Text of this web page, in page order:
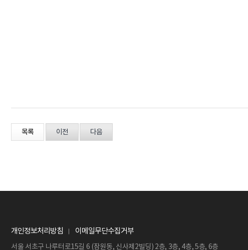
목록 이전 다음
개인정보처리방침 이메일무단수집거부
서울 서초구 나루터로15길 6 (잠원동, 신사제2빌딩) 2층, 3층, 4층, 5층, 6층